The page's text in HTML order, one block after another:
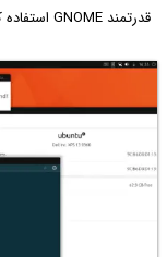
قدرتمند GNOME استفاده کنید.